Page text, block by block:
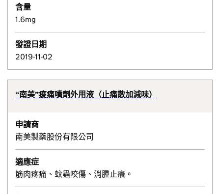
含量
1.6mg
發證日期
2019-11-02
“南美”痠痛噴劑外用液（止痛散加減味）
申請商
南美製藥股份有限公司
適應症
筋肉疼痛、蚊蟲咬傷、消腫止癢。